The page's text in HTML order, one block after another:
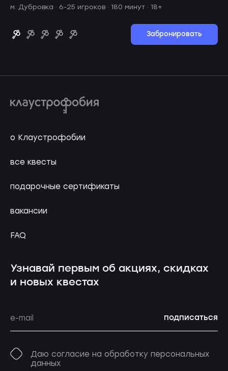
м. Дубровка · 6-25 игроков · 180 минут · 18+
Забронировать
о Клаустрофобии
все квесты
подарочные сертификаты
вакансии
FAQ
Узнавай первым об акциях, скидках
и новых квестах
подписаться
Даю согласие на обработку персональных
данных